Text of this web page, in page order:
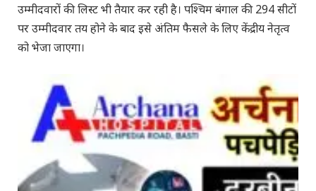
उम्मीदवारों की लिस्ट भी तैयार कर रही है। पश्चिम बंगाल की 294 सीटों
पर उम्मीदवार तय होने के बाद इसे अंतिम फैसले के लिए केंद्रीय नेतृत्व
को भेजा जाएगा।